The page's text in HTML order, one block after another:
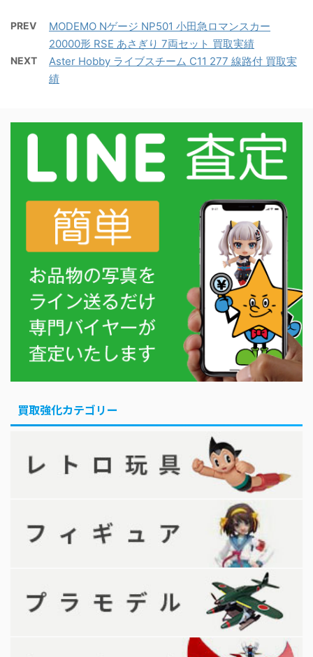
PREV
MODEMO Nゲージ NP501 小田急ロマンスカー
20000形 RSE あさぎり 7両セット 買取実績
NEXT
Aster Hobby ライブスチーム C11 277 線路付 買取実
績
買取強化カテゴリー